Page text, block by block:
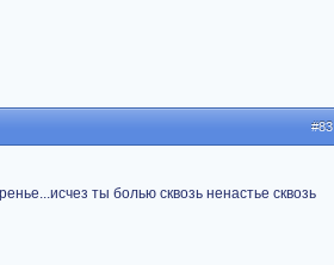
#83
ты болью сквозь ненастье сквозь